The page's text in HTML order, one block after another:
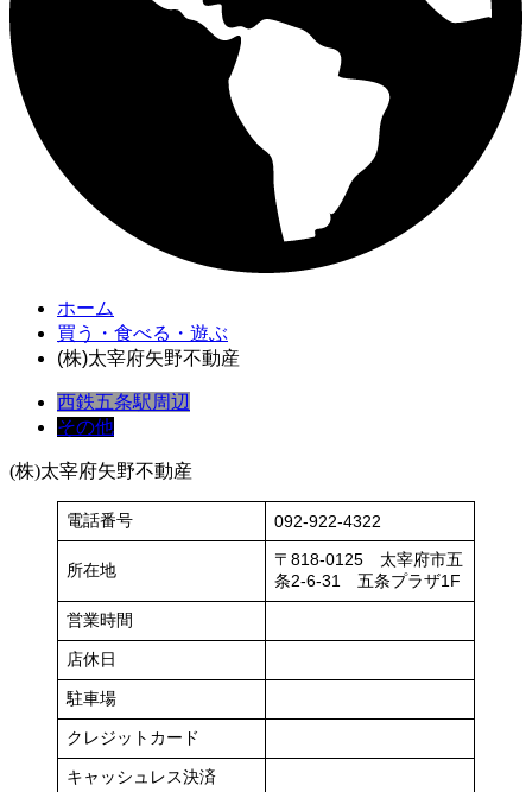
ホーム
買う・食べる・遊ぶ
(株)太宰府矢野不動産
西鉄五条駅周辺
その他
(株)太宰府矢野不動産
電話番号 092-922-4322
所在地
〒818-0125 太宰府市五
条2-6-31 五条プラザ1F
営業時間
店休日
駐車場
クレジットカード
キャッシュレス決済